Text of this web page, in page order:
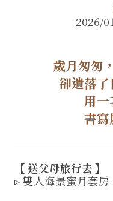
2026/
歲月匆匆
卻遺落
用
書
【 送父母旅行去 】
▹ 雙人海景蜜月套